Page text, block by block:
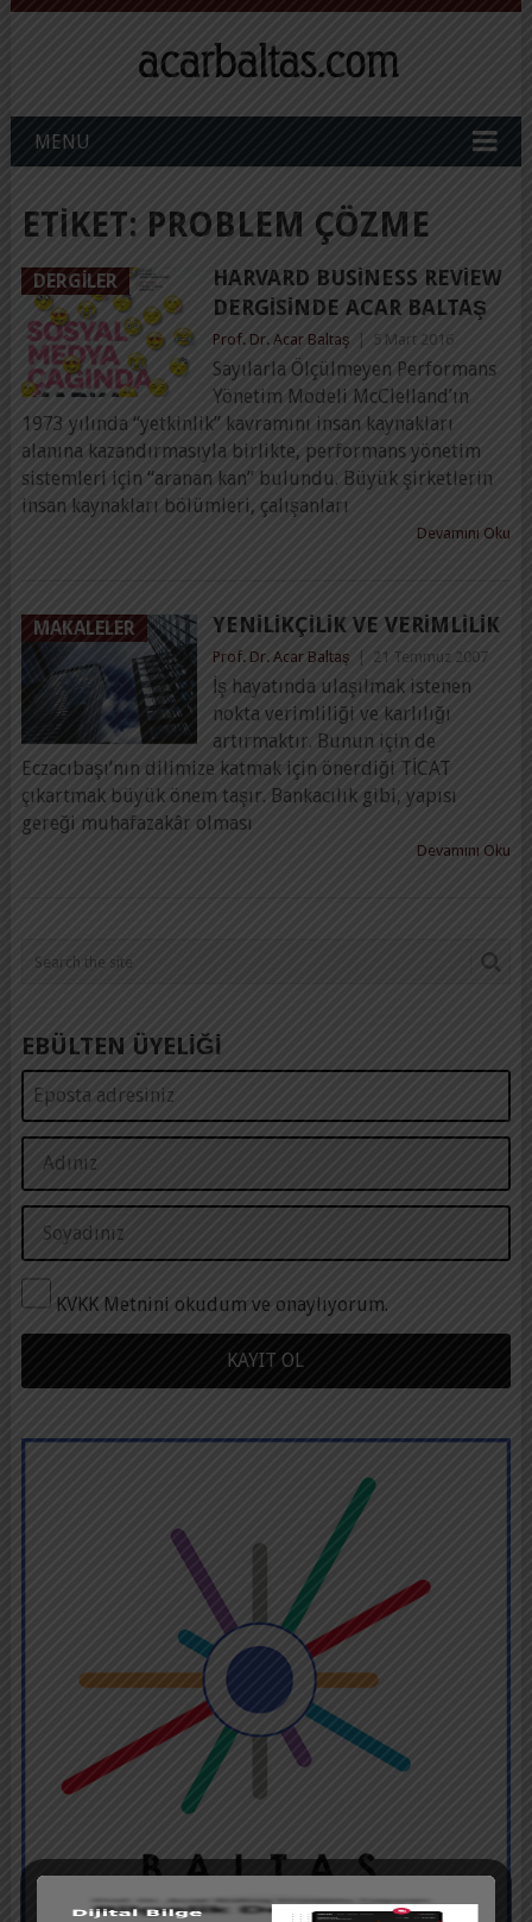
MENU
ETIKET: PROBLEM ÇÖZME
DERGILER
HARVARD BUSINESS REVIEW
DERGISINDE ACAR BALTAŞ
Prof. Dr. Acar Baltaş 5 Mart 2016
Sayılarla Ölçülmeyen Performans
Yönetim Modeli McClelland’ın
1973 yılında “yetkinlik” kavramını insan kaynakları
alanına kazandırmasıyla birlikte, performans yönetim
sistemleri için “aranan kan” bulundu. Büyük şirketlerin
insan kaynakları bölümleri, çalışanları
Devamını Oku
MAKALELER YENILIKÇILIK VE VERIMLILIK
Prof. Dr. Acar Baltaş 21 Temmuz 2007
İş hayatında ulaşılmak istenen
nokta verimliliği ve karlılığı
artırmaktır. Bunun için de
Eczacıbaşı’nın dilimize katmak için önerdiği TİCAT
çıkartmak büyük önem taşır. Bankacılık gibi, yapısı
gereği muhafazakâr olması
Devamını Oku
EBÜLTEN ÜYELİĞİ
KVKK Metnini okudum ve onaylıyorum.